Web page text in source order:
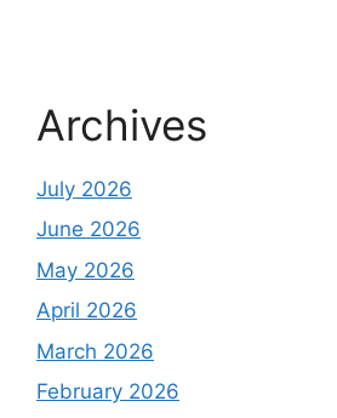
Archives
July 2026
June 2026
May 2026
April 2026
March 2026
February 2026